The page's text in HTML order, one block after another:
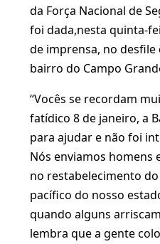
da Força Nacional de
foi dada,nesta quinta-
de imprensa, no desfile
bairro do Campo
“Vocês se recordam
fatídico 8 de janeiro, a
para ajudar e não foi
Nós enviamos homens
no restabelecimento
pacífico do nosso
quando alguns
lembra que a gente